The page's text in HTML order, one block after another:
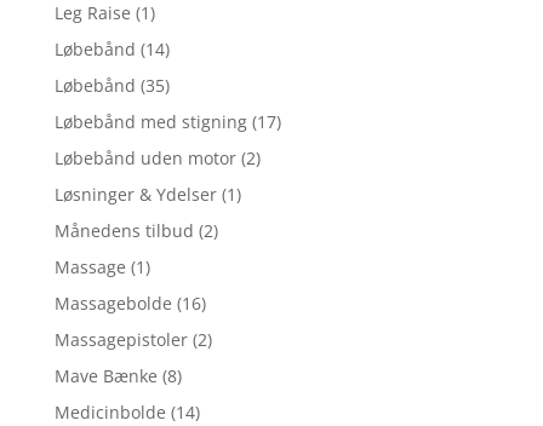
Leg Raise (1)
Løbebånd (14)
Løbebånd (35)
Løbebånd med stigning (17)
Løbebånd uden motor (2)
Løsninger & Ydelser (1)
Månedens tilbud (2)
Massage (1)
Massagebolde (16)
Massagepistoler (2)
Mave Bænke (8)
Medicinbolde (14)